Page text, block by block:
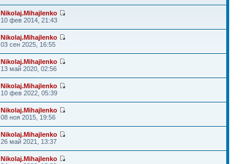
Nikolaj.Mihajlenko
10 фев 2014, 21:43
Nikolaj.Mihajlenko
03 сен 2025, 16:55
Nikolaj.Mihajlenko
13 май 2020, 02:56
Nikolaj.Mihajlenko
10 фев 2022, 05:39
Nikolaj.Mihajlenko
08 ноя 2015, 19:56
Nikolaj.Mihajlenko
26 май 2021, 13:37
Nikolaj.Mihajlenko